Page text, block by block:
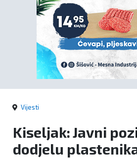
Sport
Kultura
Crna
kronika
Politika
Zanimljivosti
Vijesti
Kiseljak: Javni
dodjelu